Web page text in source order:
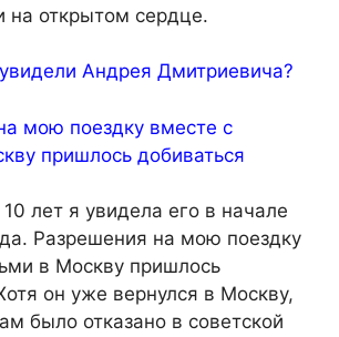
на открытом сердце.
Андрея Дмитриевича?
мою поездку вместе с
пришлось добиваться
лет я увидела его в начале
Разрешения на мою поездку
в Москву пришлось
он уже вернулся в Москву,
было отказано в советской